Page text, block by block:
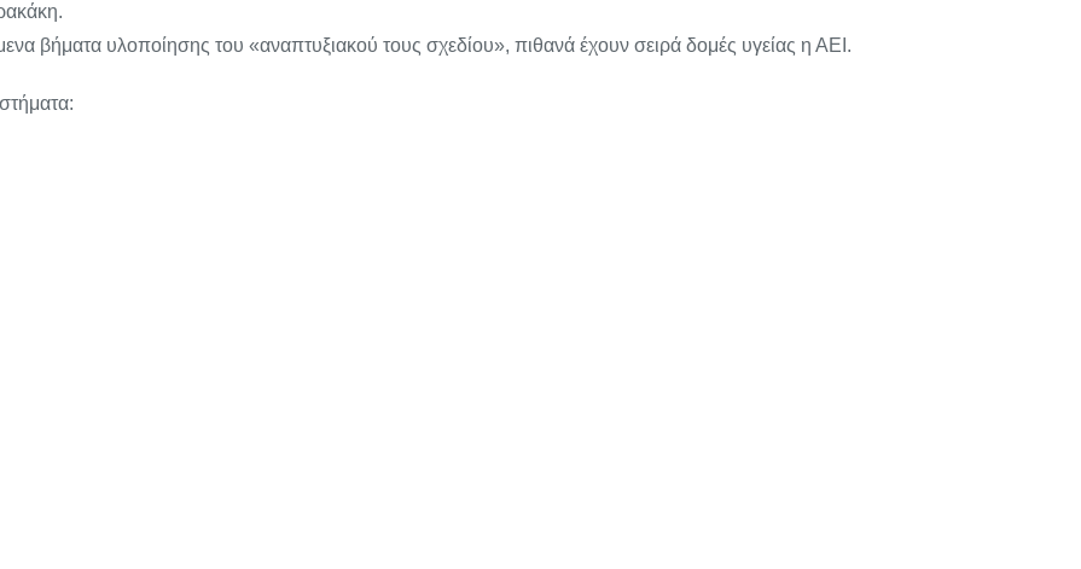
βήματα υλοποίησης του «αναπτυξιακού τους σχεδίου», πιθανά έχουν σειρά δομές υγείας η ΑΕΙ.